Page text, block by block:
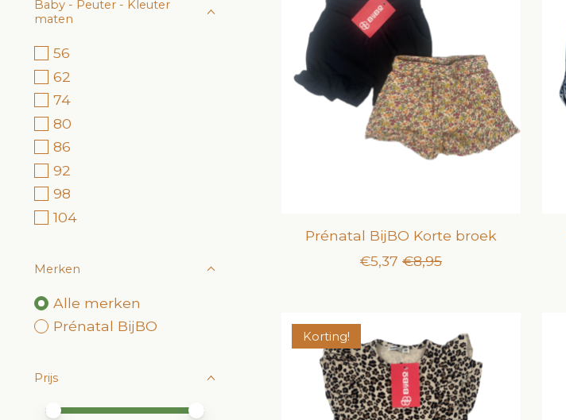
Baby - Peuter - Kleuter
maten
56
62
74
80
86
92
98
104
Merken
Alle merken
Prénatal BijBO
Prijs
Minimale prijswaarde
Price maximum value
Prénatal BijBO Korte broek
€5,37 €8,95
Korting!